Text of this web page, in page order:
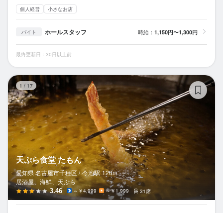
個人経営 小さなお店
バイト ホールスタッフ 時給： 1,150円〜1,300円
最終更新日：30日以上前
1 / 17
天ぷら食堂 たもん
愛知県 名古屋市千種区 / 今池駅 120m
居酒屋、海鮮、天ぷら
3.46 ～￥4,999 ～￥1,999 31席